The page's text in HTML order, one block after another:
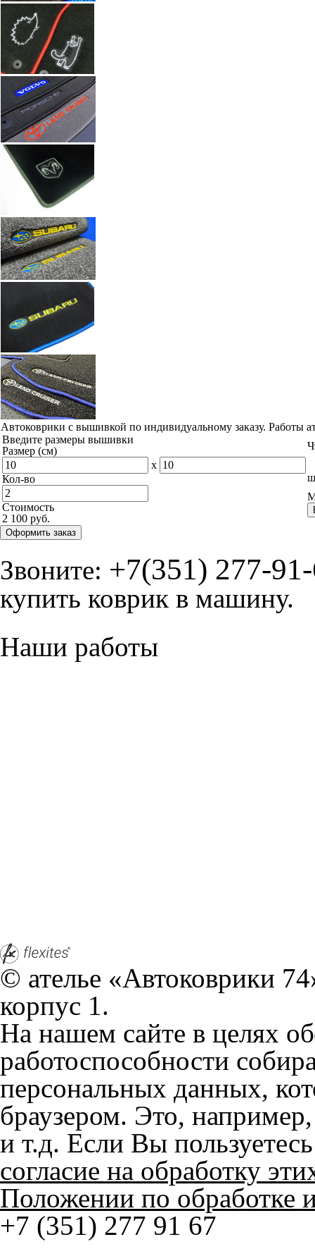
Автоковрики с вышивкой по индивидуальному заказу. Работы
Введите размеры вышивки
Размер (см)
x
Кол-во
Стоимость
2 100 руб.
Оформить заказ
Звоните: +7(351) 277-
купить коврик в машину.
Наши работы
© ателье «Автоковрики
корпус 1.
На нашем сайте в целях
работоспособности
персональных данных,